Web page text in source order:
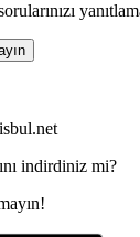
isbul.net
indirdiniz mi?